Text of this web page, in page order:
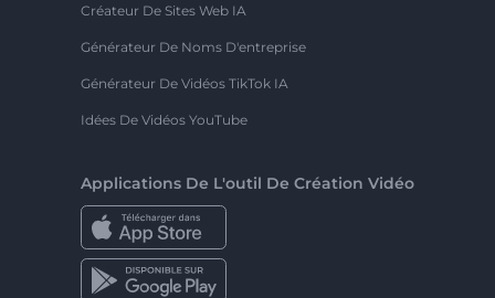
Créateur De Sites Web IA
Générateur De Noms D'entreprise
Générateur De Vidéos TikTok IA
Idées De Vidéos YouTube
Applications De L'outil De Création Vidéo